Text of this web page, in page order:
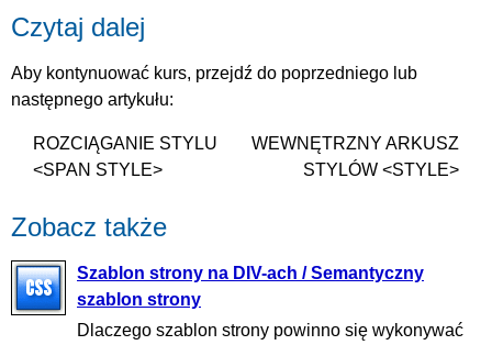
Czytaj dalej
Aby kontynuować kurs, przejdź do poprzedniego lub
następnego artykułu:
ROZCIĄGANIE STYLU
<SPAN STYLE>
WEWNĘTRZNY ARKUSZ
STYLÓW <STYLE>
Zobacz także
Szablon strony na DIV-ach / Semantyczny
szablon strony
Dlaczego szablon strony powinno się wykonywać